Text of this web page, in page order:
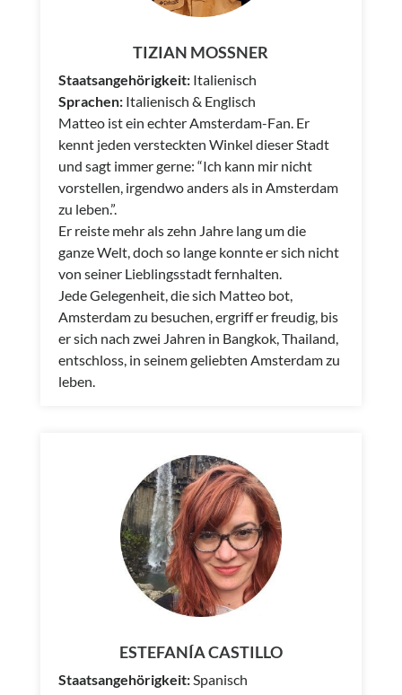
TIZIAN MOSSNER
Staatsangehörigkeit:Italienisch
Sprachen:Italienisch & Englisch
Matteo ist ein echter Amsterdam-Fan. Er
kennt jeden versteckten Winkel dieser Stadt
und sagt immer gerne: “Ich kann mir nicht
vorstellen, irgendwo anders als in Amsterdam
zu leben.”.
Er reiste mehr als zehn Jahre lang um die
ganze Welt, doch so lange konnte er sich nicht
von seiner Lieblingsstadt fernhalten.
Jede Gelegenheit, die sich Matteo bot,
Amsterdam zu besuchen, ergriff er freudig, bis
er sich nach zwei Jahren in Bangkok, Thailand,
entschloss, in seinem geliebten Amsterdam zu
leben.
ESTEFANÍA CASTILLO
Staatsangehörigkeit:Spanisch